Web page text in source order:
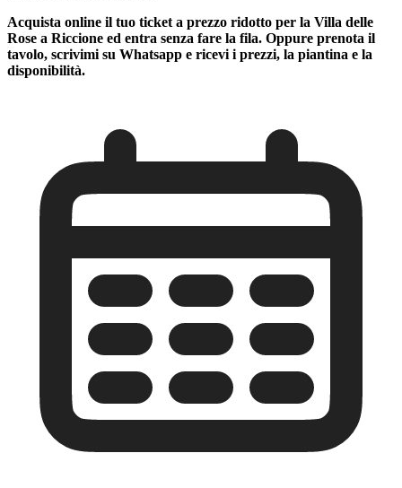
Acquista online il tuo ticket a prezzo ridotto per la Villa delle
Rose a Riccione ed entra senza fare la fila. Oppure prenota il
tavolo, scrivimi su Whatsapp e ricevi i prezzi, la piantina e la
disponibilità.